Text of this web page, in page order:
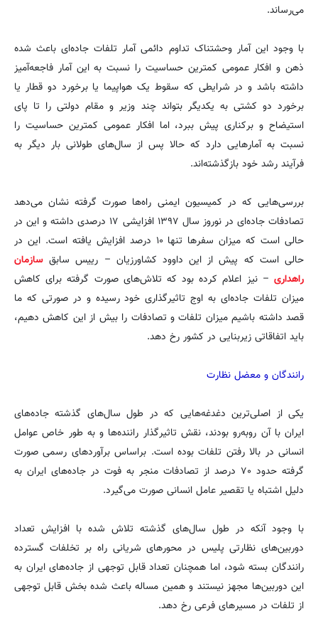
می‌رساند.
با وجود این آمار وحشتناک تداوم دائمی آمار تلفات جاده‌ای باعث شده
ذهن و افکار عمومی کمترین حساسیت را نسبت به این آمار فاجعه‌آمیز
داشته باشد و در شرایطی که سقوط یک هواپیما یا برخورد دو قطار یا
برخورد دو کشتی به یکدیگر بتواند چند وزیر و مقام دولتی را تا پای
استیضاح و برکناری پیش ببرد، اما افکار عمومی کمترین حساسیت را
نسبت به آمارهایی دارد که حالا پس از سال‌های طولانی بار دیگر به
فرآیند رشد خود بازگذشته‌اند.
بررسی‌هایی که در کمیسیون ایمنی راه‌ها صورت گرفته نشان می‌دهد
تصادفات جاده‌ای در نوروز سال ۱۳۹۷ افزایشی ۱۷ درصدی داشته و این در
حالی است که میزان سفرها تنها ۱۰ درصد افزایش یافته است. این در
حالی است که پیش از این داوود کشاورزیان – رییس سابقسازمان
راهداری – نیز اعلام کرده بود که تلاش‌های صورت گرفته برای کاهش
میزان تلفات جاده‌ای به اوج تاثیرگذاری خود رسیده و در صورتی که ما
قصد داشته باشیم میزان تلفات و تصادفات را بیش از این کاهش دهیم،
باید اتفاقاتی زیربنایی در کشور رخ دهد.
رانندگان و معضل نظارت
یکی از اصلی‌ترین دغدغه‌هایی که در طول سال‌های گذشته جاده‌های
ایران با آن روبه‌رو بودند، نقش تاثیرگذار راننده‌ها و به طور خاص عوامل
انسانی در بالا رفتن تلفات بوده است. براساس برآوردهای رسمی صورت
گرفته حدود ۷۰ درصد از تصادفات منجر به فوت در جاده‌های ایران به
دلیل اشتباه یا تقصیر عامل انسانی صورت می‌گیرد.
با وجود آنکه در طول سال‌های گذشته تلاش شده با افزایش تعداد
دوربین‌های نظارتی پلیس در محورهای شریانی راه بر تخلفات گسترده
رانندگان بسته شود، اما همچنان تعداد قابل توجهی از جاده‌های ایران به
این دوربین‌ها مجهز نیستند و همین مساله باعث شده بخش قابل توجهی
از تلفات در مسیرهای فرعی رخ دهد.